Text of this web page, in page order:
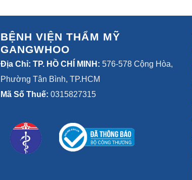
BỆNH VIỆN THẨM MỸ
GANGWHOO
Địa Chỉ: TP. HỒ CHÍ MINH: 576-578 Cộng Hòa,
Phường Tân Bình, TP.HCM
Mã Số Thuế: 0315827315